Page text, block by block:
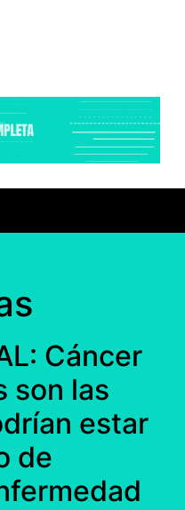
Cáncer
son las
estar
de